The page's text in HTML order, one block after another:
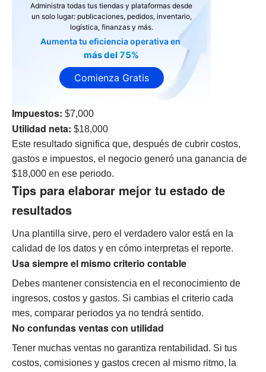
Administra todas tus tiendas y plataformas desde
un solo lugar: publicaciones, pedidos, inventario,
logística, finanzas y más.
Aumenta tu eficiencia operativa en
más del 75%
Comienza Gratis
Impuestos: $7,000
Utilidad neta: $18,000
Este resultado significa que, después de cubrir costos,
gastos e impuestos, el negocio generó una ganancia de
$18,000 en ese periodo.
Tips para elaborar mejor tu estado de
resultados
Una plantilla sirve, pero el verdadero valor está en la
calidad de los datos y en cómo interpretas el reporte.
Usa siempre el mismo criterio contable
Debes mantener consistencia en el reconocimiento de
ingresos, costos y gastos. Si cambias el criterio cada
mes, comparar periodos ya no tendrá sentido.
No confundas ventas con utilidad
Tener muchas ventas no garantiza rentabilidad. Si tus
costos, comisiones y gastos crecen al mismo ritmo, la